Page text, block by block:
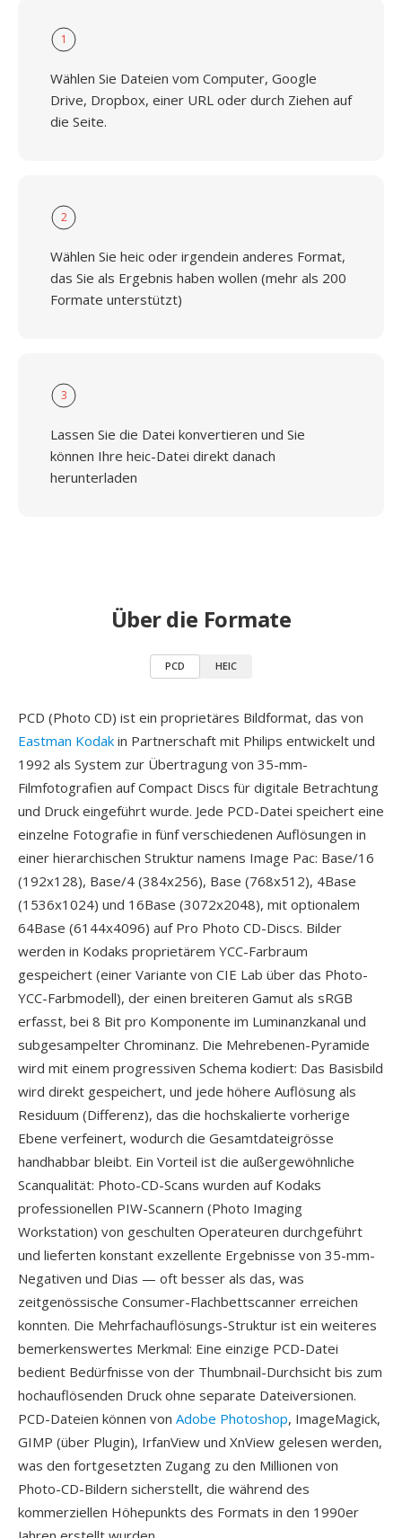
1
Wählen Sie Dateien vom Computer, Google
Drive, Dropbox, einer URL oder durch Ziehen auf
die Seite.
2
Wählen Sie heic oder irgendein anderes Format,
das Sie als Ergebnis haben wollen (mehr als 200
Formate unterstützt)
3
Lassen Sie die Datei konvertieren und Sie
können Ihre heic-Datei direkt danach
herunterladen
Über die Formate
PCD HEIC
PCD (Photo CD) ist ein proprietäres Bildformat, das von
Eastman Kodak in Partnerschaft mit Philips entwickelt und
1992 als System zur Übertragung von 35-mm-
Filmfotografien auf Compact Discs für digitale Betrachtung
und Druck eingeführt wurde. Jede PCD-Datei speichert eine
einzelne Fotografie in fünf verschiedenen Auflösungen in
einer hierarchischen Struktur namens Image Pac: Base/16
(192x128), Base/4 (384x256), Base (768x512), 4Base
(1536x1024) und 16Base (3072x2048), mit optionalem
64Base (6144x4096) auf Pro Photo CD-Discs. Bilder
werden in Kodaks proprietärem YCC-Farbraum
gespeichert (einer Variante von CIE Lab über das Photo-
YCC-Farbmodell), der einen breiteren Gamut als sRGB
erfasst, bei 8 Bit pro Komponente im Luminanzkanal und
subgesampelter Chrominanz. Die Mehrebenen-Pyramide
wird mit einem progressiven Schema kodiert: Das Basisbild
wird direkt gespeichert, und jede höhere Auflösung als
Residuum (Differenz), das die hochskalierte vorherige
Ebene verfeinert, wodurch die Gesamtdateigrösse
handhabbar bleibt. Ein Vorteil ist die außergewöhnliche
Scanqualität: Photo-CD-Scans wurden auf Kodaks
professionellen PIW-Scannern (Photo Imaging
Workstation) von geschulten Operateuren durchgeführt
und lieferten konstant exzellente Ergebnisse von 35-mm-
Negativen und Dias — oft besser als das, was
zeitgenössische Consumer-Flachbettscanner erreichen
konnten. Die Mehrfachauflösungs-Struktur ist ein weiteres
bemerkenswertes Merkmal: Eine einzige PCD-Datei
bedient Bedürfnisse von der Thumbnail-Durchsicht bis zum
hochauflösenden Druck ohne separate Dateiversionen.
PCD-Dateien können von Adobe Photoshop, ImageMagick,
GIMP (über Plugin), IrfanView und XnView gelesen werden,
was den fortgesetzten Zugang zu den Millionen von
Photo-CD-Bildern sicherstellt, die während des
kommerziellen Höhepunkts des Formats in den 1990er